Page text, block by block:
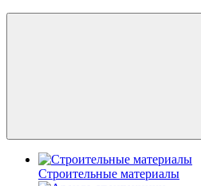
Строительные материалы